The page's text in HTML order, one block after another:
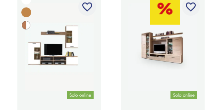
Solo online
favorite_border
Solo online
favorite_border